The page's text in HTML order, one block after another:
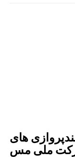
های
ملی مس